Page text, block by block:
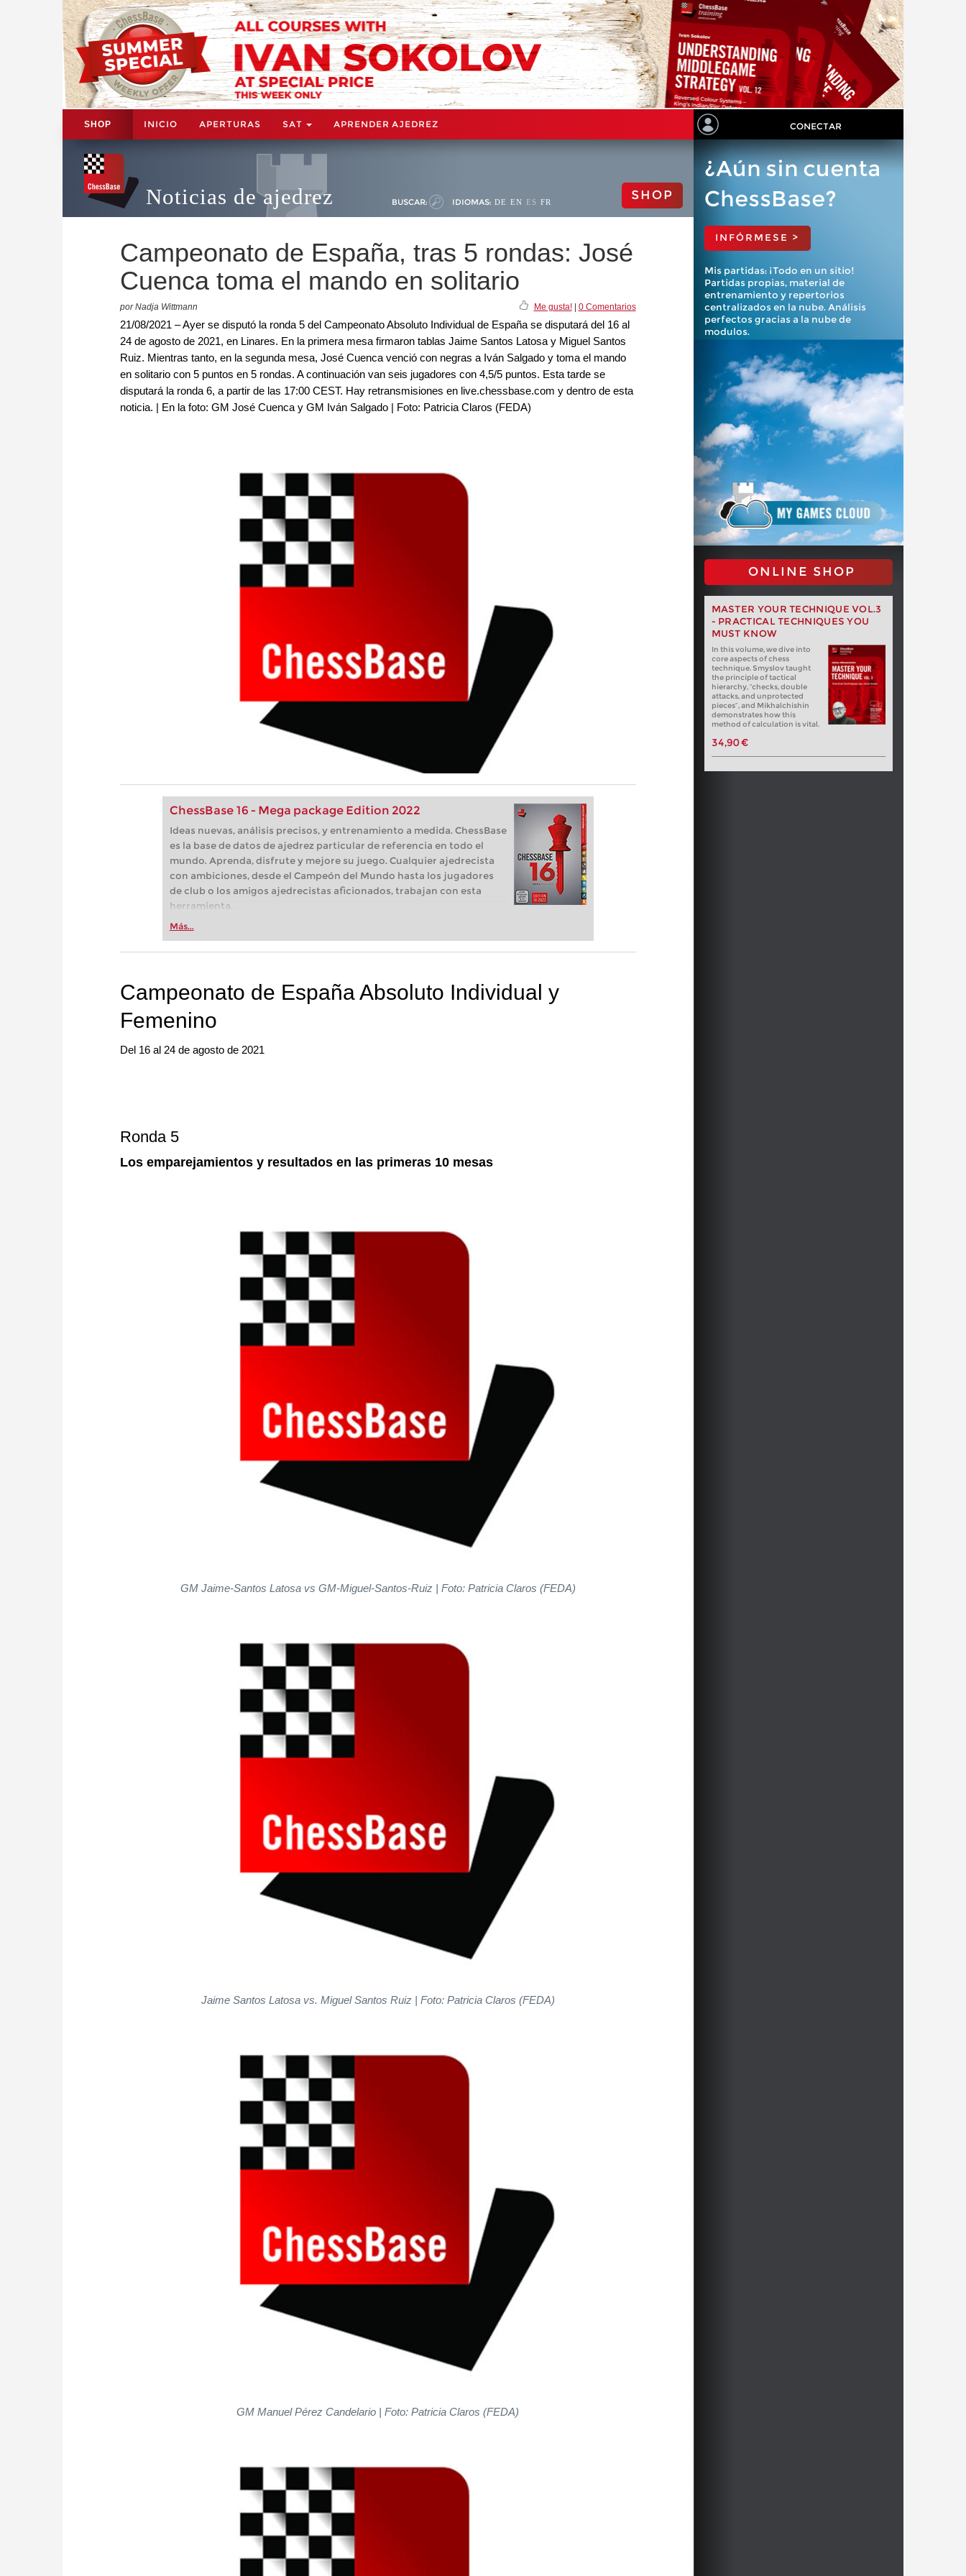
SHOP INICIO APERTURAS SAT APRENDER AJEDREZ CONECTAR
Noticias de ajedrez BUSCAR: IDIOMAS: DE EN ES FR SHOP
Campeonato de España, tras 5 rondas: José
Cuenca toma el mando en solitario
por Nadja Wittmann Me gusta!| 0 Comentarios
21/08/2021 – Ayer se disputó la ronda 5 del Campeonato Absoluto Individual de España se disputará del 16 al
24 de agosto de 2021, en Linares. En la primera mesa firmaron tablas Jaime Santos Latosa y Miguel Santos
Ruiz. Mientras tanto, en la segunda mesa, José Cuenca venció con negras a Iván Salgado y toma el mando
en solitario con 5 puntos en 5 rondas. A continuación van seis jugadores con 4,5/5 puntos. Esta tarde se
disputará la ronda 6, a partir de las 17:00 CEST. Hay retransmisiones en live.chessbase.com y dentro de esta
noticia. | En la foto: GM José Cuenca y GM Iván Salgado | Foto: Patricia Claros (FEDA)
ChessBase 16 - Mega package Edition 2022
Ideas nuevas, análisis precisos, y entrenamiento a medida. ChessBase
es la base de datos de ajedrez particular de referencia en todo el
mundo. Aprenda, disfrute y mejore su juego. Cualquier ajedrecista
con ambiciones, desde el Campeón del Mundo hasta los jugadores
de club o los amigos ajedrecistas aficionados, trabajan con esta
herramienta.
Más...
¿Aún sin cuenta
ChessBase?
INFÓRMESE >
Mis partidas: ¡Todo en un sitio!
Partidas propias, material de
entrenamiento y repertorios
centralizados en la nube. Análisis
perfectos gracias a la nube de
modulos.
ONLINE SHOP
MASTER YOUR TECHNIQUE VOL.3
- PRACTICAL TECHNIQUES YOU
MUST KNOW
In this volume, we dive into
core aspects of chess
technique. Smyslov taught
the principle of tactical
hierarchy, “checks, double
attacks, and unprotected
pieces”, and Mikhalchishin
demonstrates how this
method of calculation is vital.
34,90 €
Campeonato de España Absoluto Individual y
Femenino
Del 16 al 24 de agosto de 2021
Ronda 5
Los emparejamientos y resultados en las primeras 10 mesas
GM Jaime-Santos Latosa vs GM-Miguel-Santos-Ruiz | Foto: Patricia Claros (FEDA)
Jaime Santos Latosa vs. Miguel Santos Ruiz| Foto: Patricia Claros (FEDA)
GM Manuel Pérez Candelario | Foto: Patricia Claros (FEDA)